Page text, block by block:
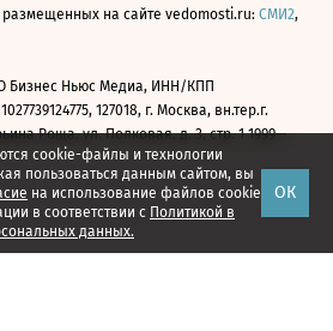
cookie-файлы и технологии
пользоваться данным сайтом, вы
на использование файлов cookie
в соответствии с Политикой в
данных.
ОК
на сайте vedomosti.ru: СМИ2,
Бизнес Ньюс Медиа, ИНН/КПП
127018, г. Москва, вн.тер.г.
Роща, ул. Полковая, д. 3, стр. 1 1999—